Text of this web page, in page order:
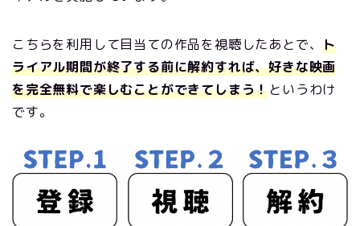
こちらを利用して目当ての作品を視聴したあとで、ト
ライアル期間が終了する前に解約すれば、好きな映画
を完全無料で楽しむことができてしまう！というわけ
です。